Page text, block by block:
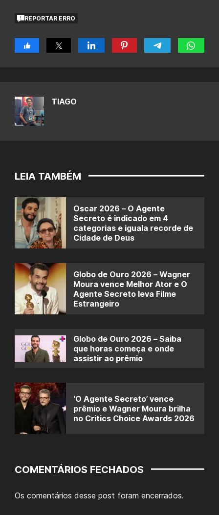
REPORTAR ERRO
TIAGO
LEIA TAMBÉM
Oscar 2026 – O Agente
Secreto é indicado em 4
categorias e iguala recorde de
Cidade de Deus
Globo de Ouro 2026 – Wagner
Moura vence Melhor Ator e O
Agente Secreto leva Filme
Estrangeiro
Globo de Ouro 2026 – Saiba
que horas começa e onde
assistir ao prêmio
‘O Agente Secreto’ vence
prêmio e Wagner Moura brilha
no Critics Choice Awards 2026
COMENTÁRIOS FECHADOS
Os comentários desse post foram encerrados.